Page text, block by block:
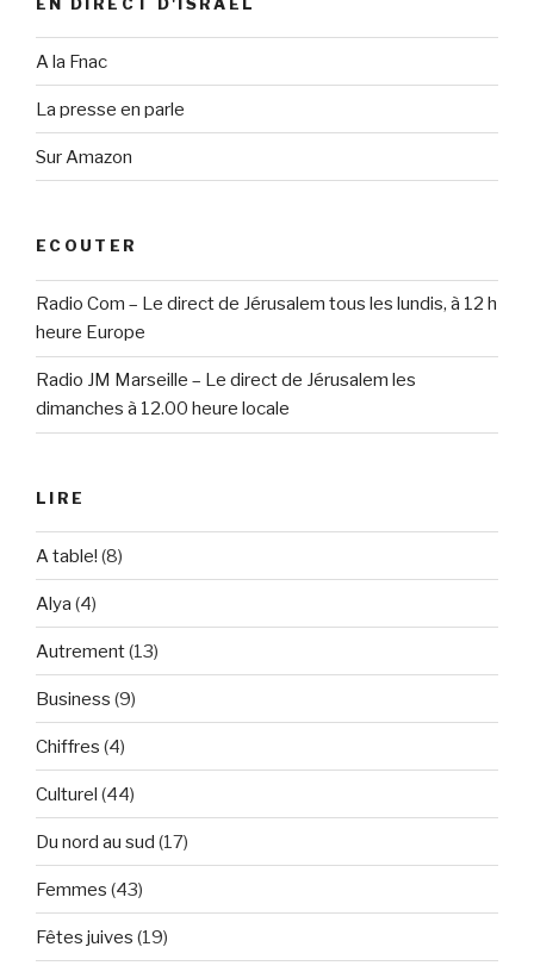
A la Fnac
La presse en parle
Sur Amazon
ECOUTER
Radio Com – Le direct de Jérusalem tous les lundis, à 12 h
heure Europe
Radio JM Marseille – Le direct de Jérusalem les
dimanches à 12.00 heure locale
LIRE
A table! (8)
Alya (4)
Autrement(13)
Business (9)
Chiffres (4)
Culturel (44)
Du nord au sud (17)
Femmes (43)
Fêtes juives (19)